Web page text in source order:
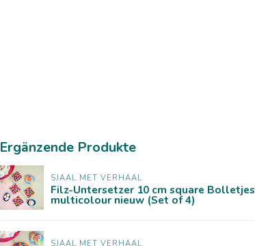
Ergänzende Produkte
SJAAL MET VERHAAL
Filz-Untersetzer 10 cm square Bolletjes
multicolour nieuw (Set of 4)
SJAAL MET VERHAAL